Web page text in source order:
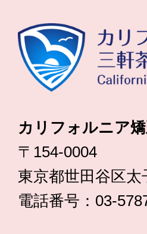
カリフォルニア
〒154-0004
東京都世田谷区
電話番号：03-